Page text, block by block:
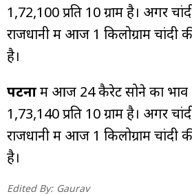
₹1,72,100 प्रति 10 ग्राम है। अगर
राजधानी में आज 1 किलोग्राम चांदी
है।
पटनामें आज 24 कैरेट सोने का
₹1,73,140 प्रति 10 ग्राम है। अगर
राजधानी में आज 1 किलोग्राम चांदी
है।
Edited By: Gaurav